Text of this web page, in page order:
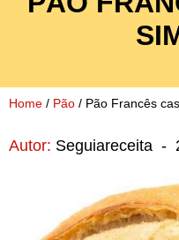
Cupcakes
Salgado
Home / Pão / Pão Francês
Autor: Seguiareceita -